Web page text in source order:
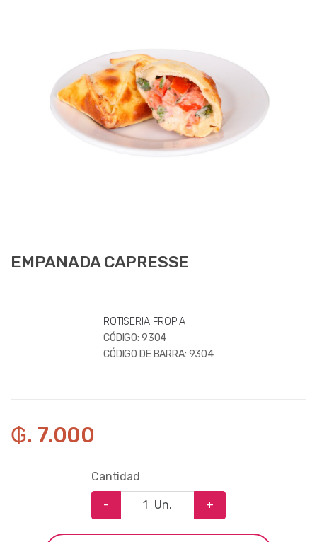
EMPANADA CAPRESSE
ROTISERIA PROPIA
CÓDIGO: 9304
CÓDIGO DE BARRA: 9304
₲. 7.000
Cantidad
- Un. +